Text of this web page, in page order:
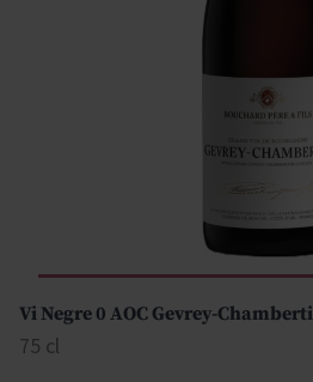
Vi Negre 0 AOC Gevrey-
75 cl